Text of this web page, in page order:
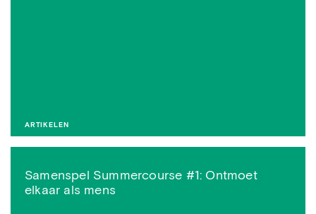
ARTIKELEN
Samenspel Summercourse #1: Ontmoet
elkaar als mens